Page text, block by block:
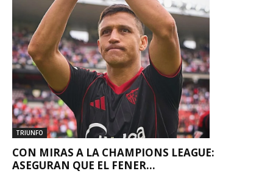
TRIUNFO
CON MIRAS A LA CHAMPIONS LEAGUE:
ASEGURAN QUE EL FENER...